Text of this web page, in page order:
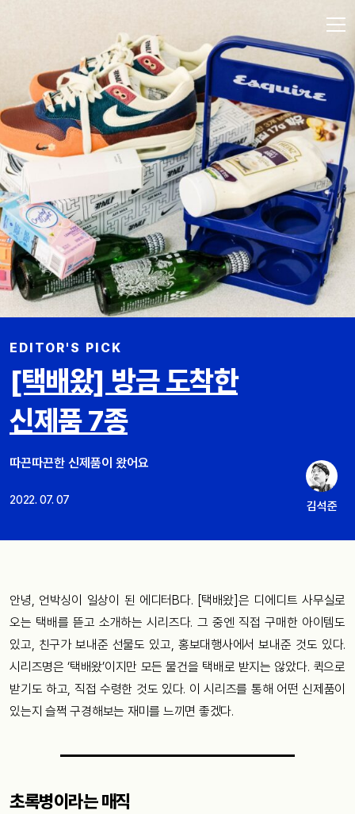
EDITOR'S PICK
[택배왔] 방금 도착한
신제품 7종
따끈따끈한 신제품이 왔어요
2022. 07. 07 김석준
안녕, 언박싱이 일상이 된 에디터B다. [택배왔]은 디에디트 사무실로
오는 택배를 뜯고 소개하는 시리즈다. 그 중엔 직접 구매한 아이템도
있고, 친구가 보내준 선물도 있고, 홍보대행사에서 보내준 것도 있다.
시리즈명은 ‘택배왔’이지만 모든 물건을 택배로 받지는 않았다. 퀵으로
받기도 하고, 직접 수령한 것도 있다. 이 시리즈를 통해 어떤 신제품이
있는지 슬쩍 구경해보는 재미를 느끼면 좋겠다.
초록병이라는 매직